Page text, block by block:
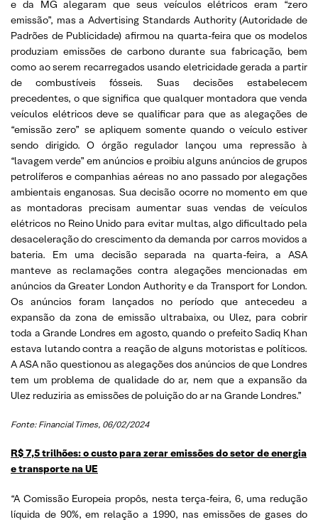
e da MG alegaram que seus veículos elétricos eram “zero
emissão”, mas a Advertising Standards Authority (Autoridade de
Padrões de Publicidade) afirmou na quarta-feira que os modelos
produziam emissões de carbono durante sua fabricação, bem
como ao serem recarregados usando eletricidade gerada a partir
de combustíveis fósseis. Suas decisões estabelecem
precedentes, o que significa que qualquer montadora que venda
veículos elétricos deve se qualificar para que as alegações de
“emissão zero” se apliquem somente quando o veículo estiver
sendo dirigido. O órgão regulador lançou uma repressão à
“lavagem verde” em anúncios e proibiu alguns anúncios de grupos
petrolíferos e companhias aéreas no ano passado por alegações
ambientais enganosas. Sua decisão ocorre no momento em que
as montadoras precisam aumentar suas vendas de veículos
elétricos no Reino Unido para evitar multas, algo dificultado pela
desaceleração do crescimento da demanda por carros movidos a
bateria. Em uma decisão separada na quarta-feira, a ASA
manteve as reclamações contra alegações mencionadas em
anúncios da Greater London Authority e da Transport for London.
Os anúncios foram lançados no período que antecedeu a
expansão da zona de emissão ultrabaixa, ou Ulez, para cobrir
toda a Grande Londres em agosto, quando o prefeito Sadiq Khan
estava lutando contra a reação de alguns motoristas e políticos.
A ASA não questionou as alegações dos anúncios de que Londres
tem um problema de qualidade do ar, nem que a expansão da
Ulez reduziria as emissões de poluição do ar na Grande Londres.”
Fonte: Financial Times, 06/02/2024
R$ 7,5 trilhões: o custo para zerar emissões do setor de energia
e transporte na UE
“A Comissão Europeia propôs, nesta terça-feira, 6, uma redução
líquida de 90%, em relação a 1990, nas emissões de gases do